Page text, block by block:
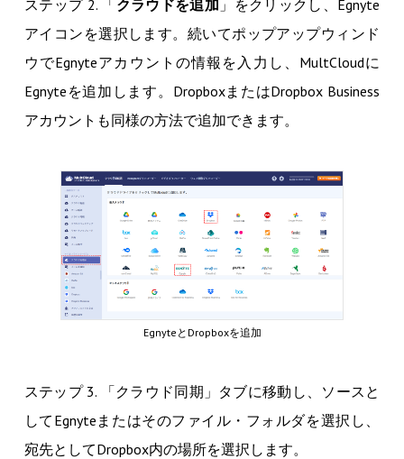
ステップ 2. 「クラウドを追加 」をクリックし、Egnyte
アイコンを選択します。続いてポップアップウィンド
ウでEgnyteアカウントの情報を入力し、MultCloudに
Egnyteを追加します。DropboxまたはDropbox Business
アカウントも同様の方法で追加できます。
EgnyteとDropboxを追加
ステップ 3. 「クラウド同期」タブに移動し、ソースと
してEgnyteまたはそのファイル・フォルダを選択し、
宛先としてDropbox内の場所を選択します。